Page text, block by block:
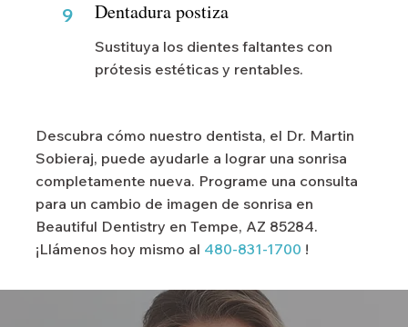
9 Dentadura postiza
Sustituya los dientes faltantes con
prótesis estéticas y rentables.
Descubra cómo nuestro dentista, el Dr. Martin
Sobieraj, puede ayudarle a lograr una sonrisa
completamente nueva. Programe una consulta
para un cambio de imagen de sonrisa en
Beautiful Dentistry en Tempe, AZ 85284.
¡Llámenos hoy mismo al 480-831-1700 !